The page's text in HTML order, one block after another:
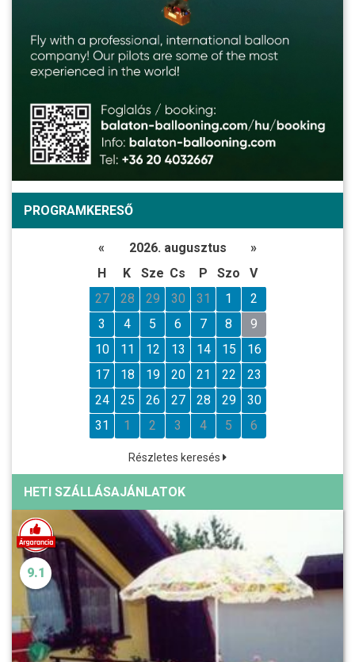
PROGRAMKERESŐ
« 2026. augusztus
»
H
K Sze Cs P Szo
V
27
28 29 30 31 1
2
3
4 5 6 7 8
9
10
11 12 13 14 15
16
17
18 19 20 21 22
23
24
25 26 27 28 29
30
31
1 2 3 4 5 6
Részletes keresés
HETI SZÁLLÁSAJÁNLATOK
9.1